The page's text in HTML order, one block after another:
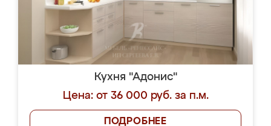
Кухня "Адонис"
Цена: от 36 000 руб. за п.м.
ПОДРОБНЕЕ